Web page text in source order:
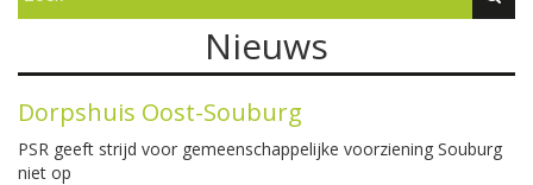
Nieuws
Dorpshuis Oost-Souburg
PSR geeft strijd voor gemeenschappelijke voorziening Souburg
niet op